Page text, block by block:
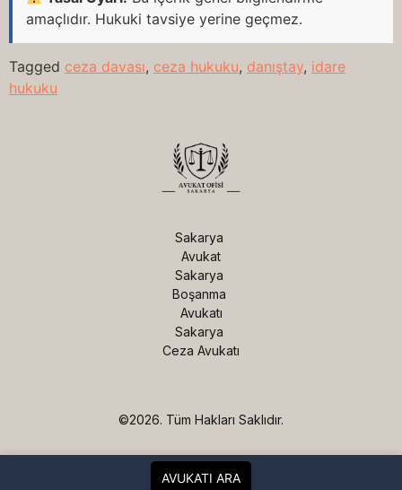
amaçlıdır. Hukuki tavsiye yerine geçmez.
Tagged ceza davası, ceza hukuku, danıştay, idare
hukuku
Sakarya
Avukat
Sakarya
Boşanma
Avukatı
Sakarya
Ceza Avukatı
©2026. Tüm Hakları Saklıdır.
AVUKATI ARA